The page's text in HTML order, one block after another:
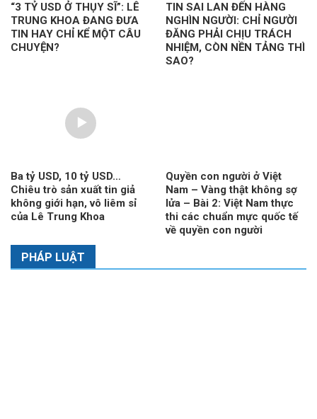
“3 TỶ USD Ở THỤY SĨ”: LÊ
TRUNG KHOA ĐANG ĐƯA
TIN HAY CHỈ KỂ MỘT CÂU
CHUYỆN?
TIN SAI LAN ĐẾN HÀNG
NGHÌN NGƯỜI: CHỈ NGƯỜI
ĐĂNG PHẢI CHỊU TRÁCH
NHIỆM, CÒN NỀN TẢNG THÌ
SAO?
Ba tỷ USD, 10 tỷ USD…
Chiêu trò sản xuất tin giả
không giới hạn, vô liêm sỉ
của Lê Trung Khoa
Quyền con người ở Việt
Nam – Vàng thật không sợ
lửa – Bài 2: Việt Nam thực
thi các chuẩn mực quốc tế
về quyền con người
PHÁP LUẬT